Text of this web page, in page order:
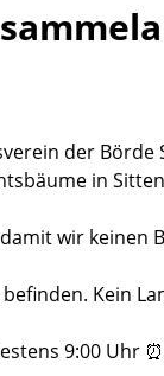
der
in
wir
Kein
9:00 Uhr